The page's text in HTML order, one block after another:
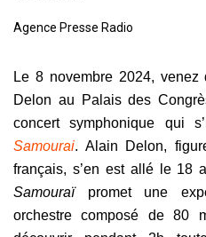
Agence Presse Radio
Le 8 novembre 2024,
Delon au Palais des
concert symphonique qui
Samourai. Alain Delon,
français, s’en est allé le 18
Samouraï
promet une
orchestre composé de 80